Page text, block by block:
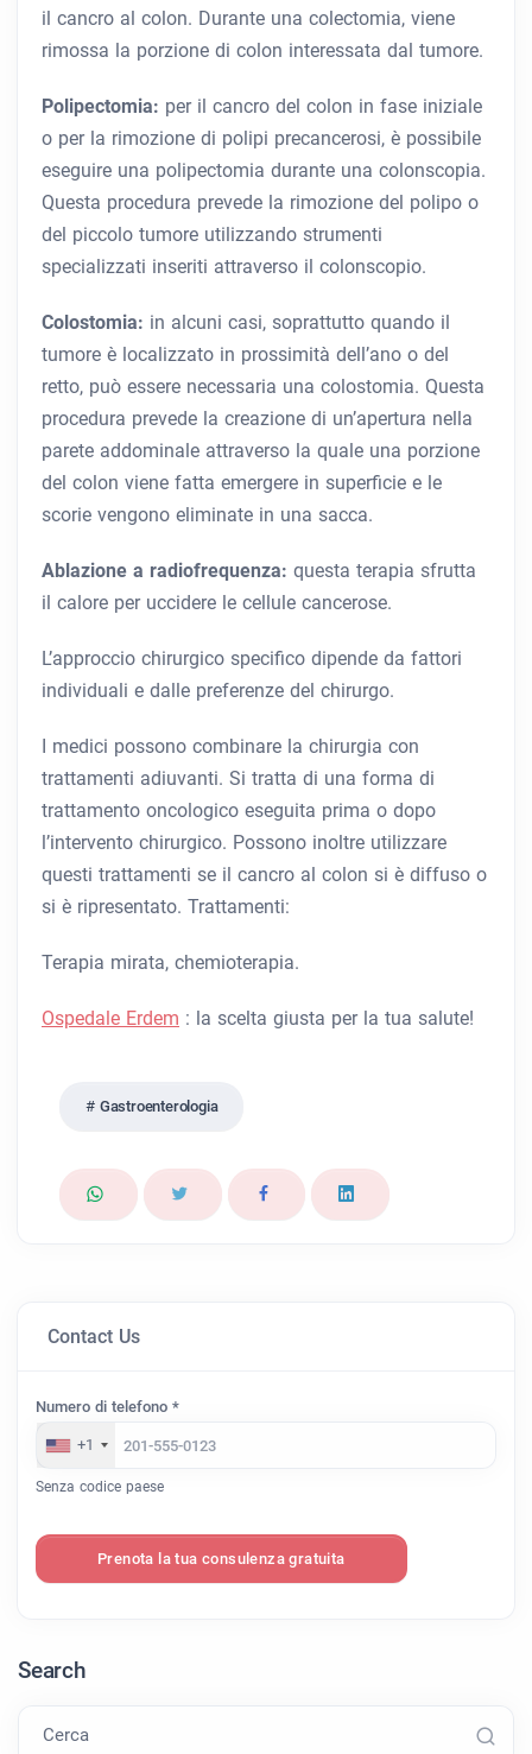
il cancro al colon. Durante una colectomia, viene
rimossa la porzione di colon interessata dal tumore.
Polipectomia: per il cancro del colon in fase iniziale
o per la rimozione di polipi precancerosi, è possibile
eseguire una polipectomia durante una colonscopia.
Questa procedura prevede la rimozione del polipo o
del piccolo tumore utilizzando strumenti
specializzati inseriti attraverso il colonscopio.
Colostomia: in alcuni casi, soprattutto quando il
tumore è localizzato in prossimità dell’ano o del
retto, può essere necessaria una colostomia. Questa
procedura prevede la creazione di un’apertura nella
parete addominale attraverso la quale una porzione
del colon viene fatta emergere in superficie e le
scorie vengono eliminate in una sacca.
Ablazione a radiofrequenza: questa terapia sfrutta
il calore per uccidere le cellule cancerose.
L’approccio chirurgico specifico dipende da fattori
individuali e dalle preferenze del chirurgo.
I medici possono combinare la chirurgia con
trattamenti adiuvanti. Si tratta di una forma di
trattamento oncologico eseguita prima o dopo
l’intervento chirurgico. Possono inoltre utilizzare
questi trattamenti se il cancro al colon si è diffuso o
si è ripresentato. Trattamenti:
Terapia mirata, chemioterapia.
Ospedale Erdem : la scelta giusta per la tua salute!
Gastroenterologia
Contact Us
Numero di telefono *
+1
Senza codice paese
Prenota la tua consulenza gratuita
Search
Cerca